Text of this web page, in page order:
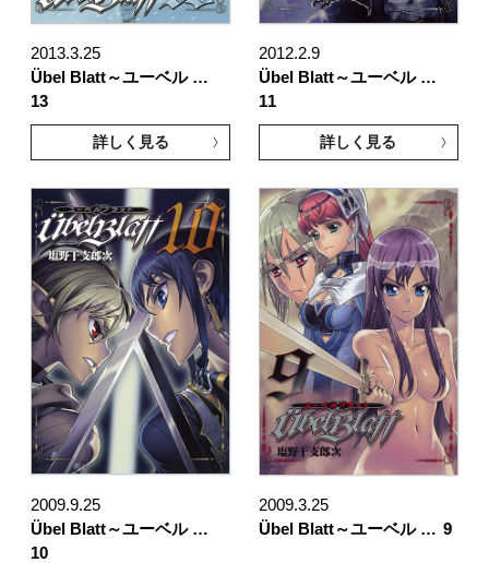
2013.3.25
Übel Blatt～ユーベル …
13
詳しく見る
2012.2.9
Übel Blatt～ユーベル …
11
詳しく見る
2009.9.25
Übel Blatt～ユーベル …
10
2009.3.25
Übel Blatt～ユーベル … 9